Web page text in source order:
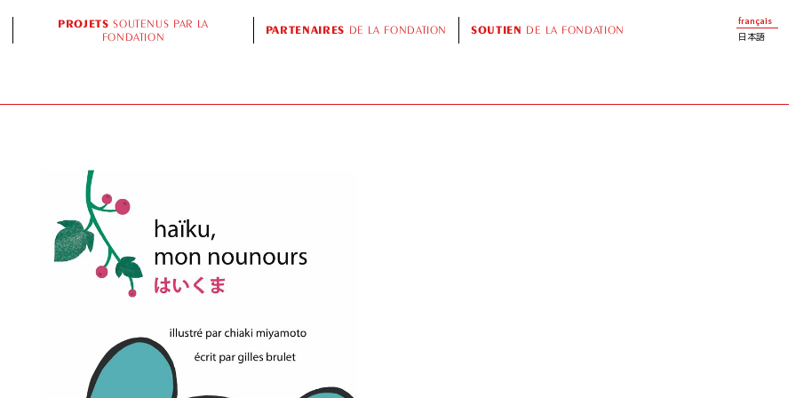
PROJETS SOUTENUS PAR LA
FONDATION
PARTENAIRES DE LA FONDATION SOUTIEN DE LA FONDATION
français
日本語